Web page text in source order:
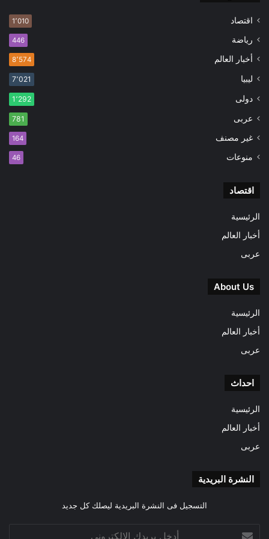
اقتصاد 1٬010
رياضة 446
أخبار العالم 8٬574
ليبيا 7٬021
دولى 1٬292
عربى 781
غير مصنف 164
منوعات 46
اقتصاد
الرئيسية
أخبار العالم
عربى
About Us
الرئيسية
أخبار العالم
عربى
احداث
الرئيسية
أخبار العالم
عربى
النشرة البريدية
التسجيل فى النشرة البريدية ليصلك كل جديد